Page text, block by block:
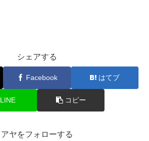
シェアする
Facebook はてブ
LINE コピー
アヤをフォローする